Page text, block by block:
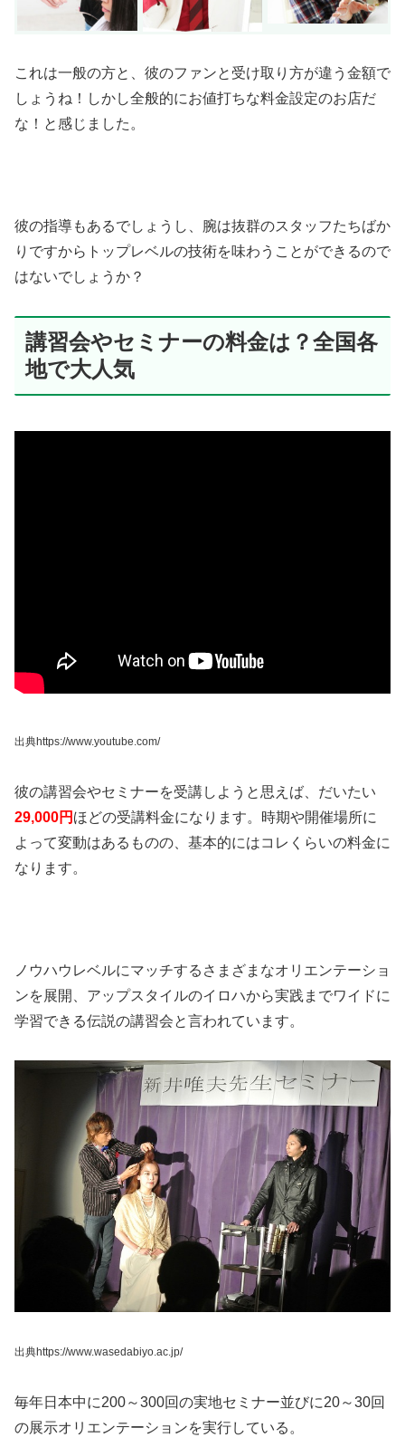
これは一般の方と、彼のファンと受け取り方が違う金額で
しょうね！しかし全般的にお値打ちな料金設定のお店だ
な！と感じました。
彼の指導もあるでしょうし、腕は抜群のスタッフたちばか
りですからトップレベルの技術を味わうことができるので
はないでしょうか？
講習会やセミナーの料金は？全国各
地で大人気
出典https://www.youtube.com/
彼の講習会やセミナーを受講しようと思えば、だいたい
29,000円 ほどの受講料金になります。時期や開催場所に
よって変動はあるものの、基本的にはコレくらいの料金に
なります。
ノウハウレベルにマッチするさまざまなオリエンテーショ
ンを展開、アップスタイルのイロハから実践までワイドに
学習できる伝説の講習会と言われています。
出典https://www.wasedabiyo.ac.jp/
毎年日本中に200～300回の実地セミナー並びに20～30回
の展示オリエンテーションを実行している。